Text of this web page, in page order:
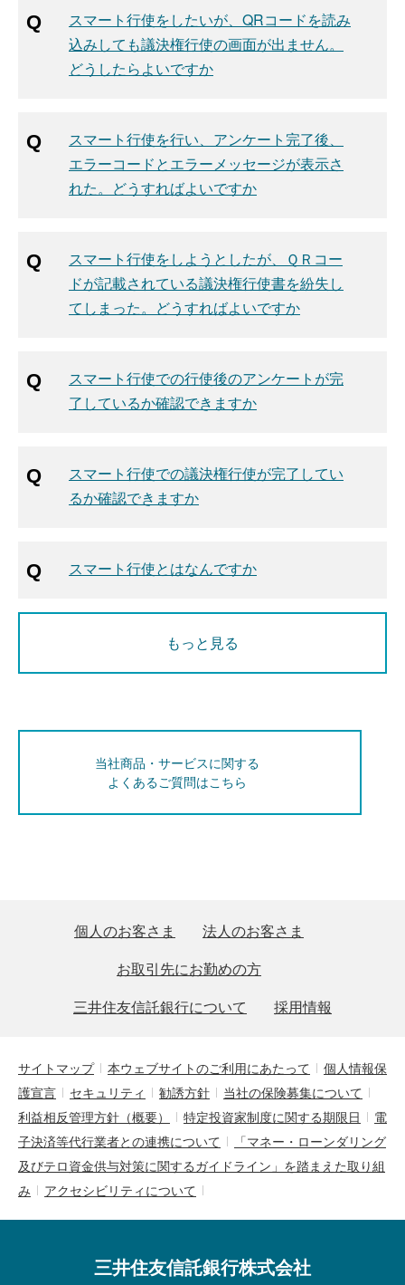
スマート行使をしたいが、QRコードを読み
込みしても議決権行使の画面が出ません。
どうしたらよいですか
スマート行使を行い、アンケート完了後、
エラーコードとエラーメッセージが表示さ
れた。どうすればよいですか
スマート行使をしようとしたが、ＱＲコー
ドが記載されている議決権行使書を紛失し
てしまった。どうすればよいですか
スマート行使での行使後のアンケートが完
了しているか確認できますか
スマート行使での議決権行使が完了してい
るか確認できますか
スマート行使とはなんですか
もっと見る
当社商品・サービスに関する
よくあるご質問はこちら
個人のお客さま
法人のお客さま
お取引先にお勤めの方
三井住友信託銀行について
採用情報
サイトマップ 本ウェブサイトのご利用にあたって
個人情報保
護宣言
セキュリティ 勧誘方針
当社の保険募集について
利益相反管理方針（概要）
特定投資家制度に関する期限日
電
子決済等代行業者との連携について
「マネー・ローンダリング
及びテロ資金供与対策に関するガイドライン」を踏まえた取り組
み
アクセシビリティについて
三井住友信託銀行株式会社